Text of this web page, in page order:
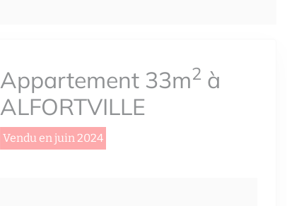
Appartement 33m2 à
ALFORTVILLE
Vendu en juin 2024